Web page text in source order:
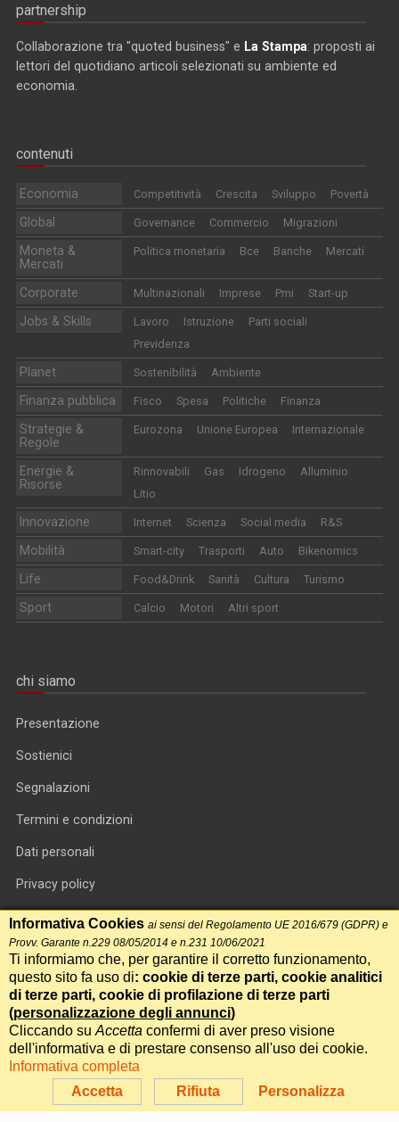
partnership
Collaborazione tra "quoted business" e La Stampa: proposti ai
lettori del quotidiano articoli selezionati su ambiente ed
economia.
contenuti
Economia Competitività Crescita Sviluppo Povertà
Global Governance Commercio Migrazioni
Moneta &
Mercati
Politica monetaria Bce Banche Mercati
Corporate Multinazionali Imprese Pmi Start-up
Jobs & Skills Lavoro Istruzione
Parti sociali
Previdenza
Planet Sostenibilità Ambiente
Finanza pubblica Fisco Spesa Politiche Finanza
Strategie &
Regole
Eurozona Unione Europea Internazionale
Energie &
Risorse
Rinnovabili Gas Idrogeno
Alluminio
Litio
Innovazione Internet Scienza Social media R&S
Mobilità Smart-city Trasporti Auto Bikenomics
Life Food&Drink Sanità Cultura Turismo
Sport Calcio Motori Altri sport
chi siamo
Presentazione
Sostienici
Segnalazioni
Termini e condizioni
Dati personali
Privacy policy
Informativa cookie
RSS feed
RSS Top News
Contatti
International Communication S.r.l. • P.IVA 14478081004 • Testata
giornalistica n.191, reg. Tribunale di Roma del 14/12/2017
Powered byItala
Accetta Rifiuta Personalizza
Informativa Cookies ai sensi del Regolamento UE 2016/679 (GDPR) e
Provv. Garante n.229 08/05/2014 e n.231 10/06/2021
Ti informiamo che, per garantire il corretto funzionamento,
questo sito fa uso di: cookie di terze parti, cookie analitici
di terze parti, cookie di profilazione di terze parti
(personalizzazione degli annunci)
Cliccando su Accetta confermi di aver preso visione
dell'informativa e di prestare consenso all'uso dei cookie.
Informativa completa